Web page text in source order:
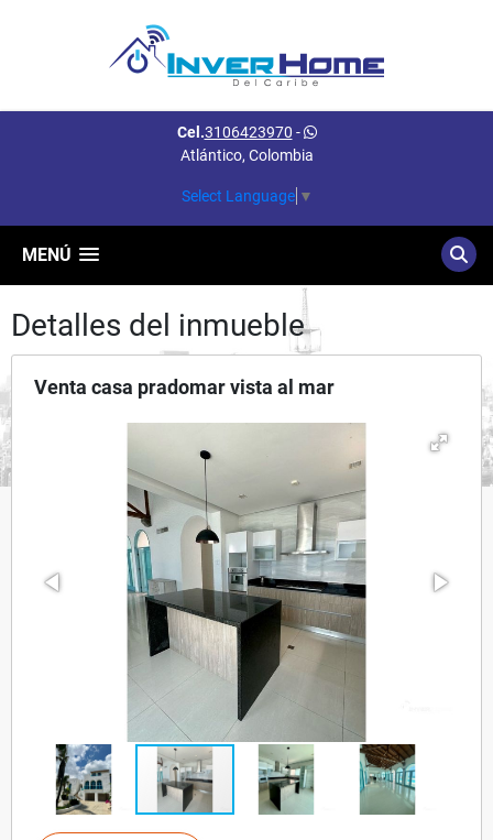
Cel.3106423970 -
Atlántico, Colombia
Select Language ▼
MENÚ
Detalles del inmueble
Venta casa pradomar vista al mar